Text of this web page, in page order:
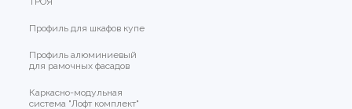
Профиль для шкафов купе
Профиль алюминиевый
для рамочных фасадов
Каркасно-модульная
система "Лофт комплект"